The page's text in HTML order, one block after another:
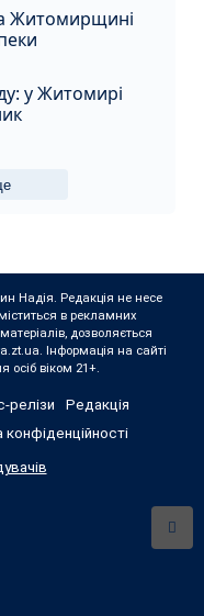
Житомирщині
у Житомирі
Надія. Редакція не несе
в рекламних
дозволяється
Інформація на сайті
віком 21+.
релізи
Редакція
конфіденційності